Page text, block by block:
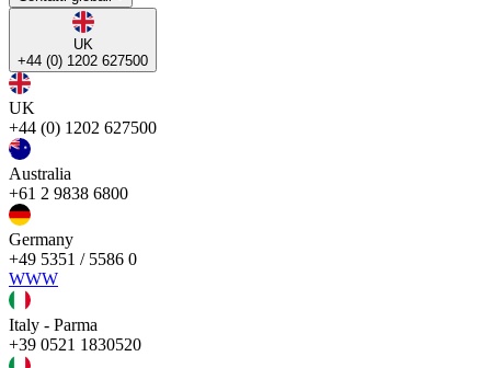
UK
+44 (0) 1202 627500
UK
+44 (0) 1202 627500
Australia
+61 2 9838 6800
Germany
+49 5351 / 5586 0
WWW
Italy - Parma
+39 0521 1830520